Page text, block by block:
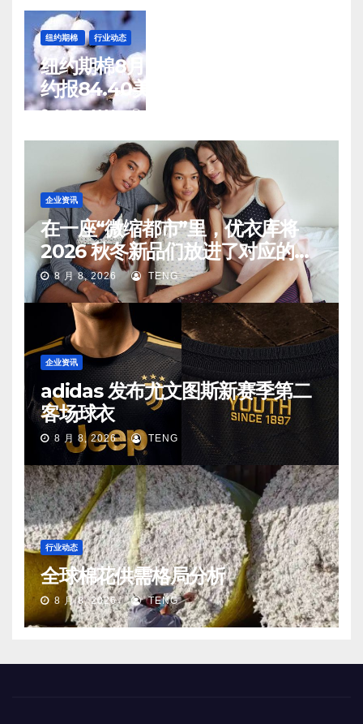
纽约期棉 行业动态
纽约期棉8月7日(周五)收涨12月合
约报84.40美分/磅
8 月 8, 2026 TENG
企业资讯
在一座“微缩都市”里，优衣库将
2026 秋冬新品们放进了对应的生
活场景中
8 月 8, 2026 TENG
企业资讯
adidas 发布尤文图斯新赛季第二
客场球衣
8 月 8, 2026 TENG
行业动态
全球棉花供需格局分析
8 月 8, 2026 TENG